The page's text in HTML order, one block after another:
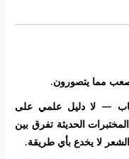
مما يتصورون.
— لا دليل علمي على
الحديثة تفرق بين
لا يخدع بأي طريقة.